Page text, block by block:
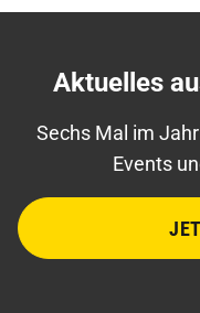
Aktuelles
Sechs Mal im
Events